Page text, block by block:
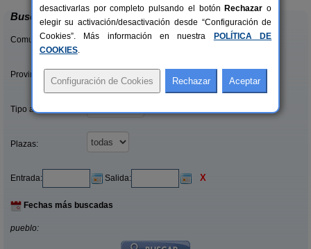
Buscar
Comunidades:
Provincias/Islas:
Tipo alquiler:
Plazas:
Entrada: Salida: X
Fechas más buscadas
pueblo:
desactivarlas por completo pulsando el botón Rechazar o
elegir su activación/desactivación desde “Configuración de
Cookies”. Más información en nuestra
POLÍTICA DE
COOKIES.